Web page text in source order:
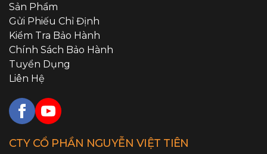
CTY CỔ PHẦN NGUYỄN VIỆT TIÊN
Sản Phẩm
Gửi Phiếu Chỉ Định
Kiểm Tra Bảo Hành
Chính Sách Bảo Hành
Tuyển Dụng
Liên Hệ